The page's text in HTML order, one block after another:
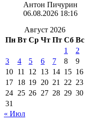
Антон Пичурин
06.08.2026 18:16
Август 2026
Пн Вт Ср Чт Пт Сб Вс
1
2
3
4 5 6 7 8
9
10 11 12 13 14 15 16
17 18 19 20 21 22 23
24 25 26 27 28 29 30
31
« Июл